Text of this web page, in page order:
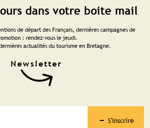
dans votre boite mail
de départ des Français, dernières campagnes de
: rendez-vous le jeudi.
actualités du tourisme en Bretagne.
S'inscrire